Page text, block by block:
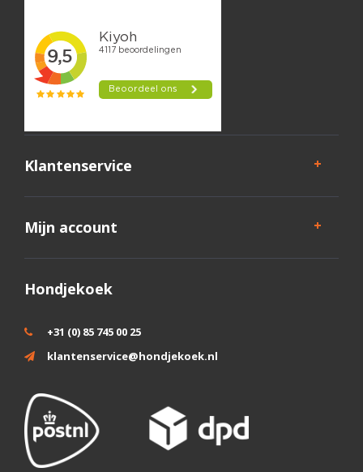
Klantenservice
Mijn account
Hondjekoek
+31 (0) 85 745 00 25
klantenservice@hondjekoek.nl